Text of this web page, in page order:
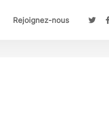
Rejoignez-nous